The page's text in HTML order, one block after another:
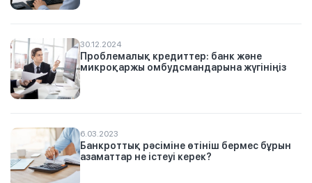
30.12.2024
Проблемалық кредиттер: банк және
микроқаржы омбудсмандарына жүгініңіз
6.03.2023
Банкроттық рәсіміне өтініш бермес бұрын
азаматтар не істеуі керек?